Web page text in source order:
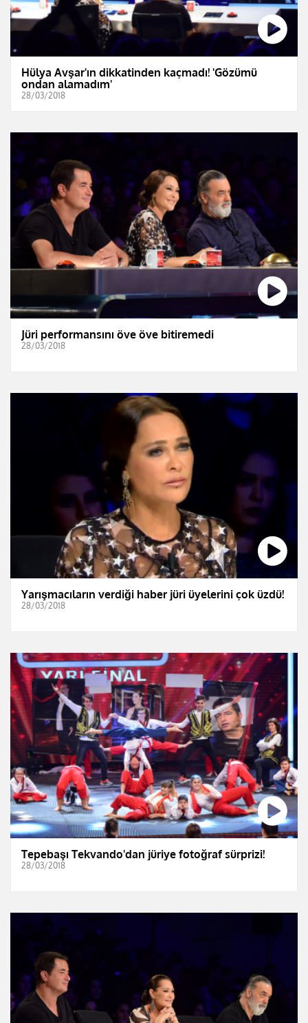
Hülya Avşar'ın dikkatinden kaçmadı! 'Gözümü
ondan alamadım'
28/03/2018
Jüri performansını öve öve bitiremedi
28/03/2018
Yarışmacıların verdiği haber jüri üyelerini çok üzdü!
28/03/2018
Tepebaşı Tekvando'dan jüriye fotoğraf sürprizi!
28/03/2018